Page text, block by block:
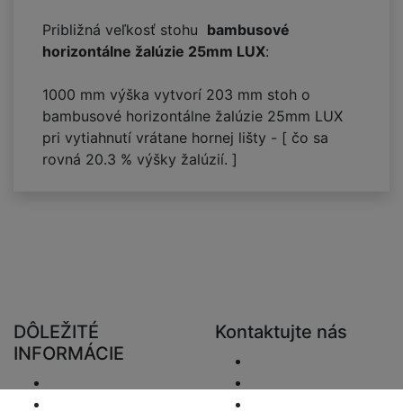
Približná veľkosť stohu bambusové
horizontálne žalúzie 25mm LUX:
1000 mm výška vytvorí 203 mm stoh o
bambusové horizontálne žalúzie 25mm LUX
pri vytiahnutí vrátane hornej lišty - [ čo sa
rovná 20.3 % výšky žalúzií. ]
DÔLEŽITÉ
INFORMÁCIE
Kontaktujte nás